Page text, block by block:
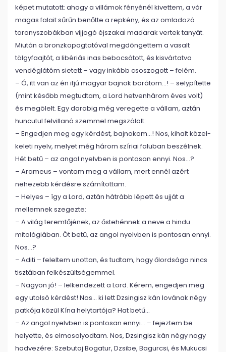
képet mutatott: ahogy a villámok fényénél kivettem, a vár
magas falait sűrűn benőtte a repkény, és az omladozó
toronyszobákban vijjogó éjszakai madarak vertek tanyát.
Miután a bronzkopogtatóval megdöngettem a vasalt
tölgyfaajtót, a libériás inas bebocsátott, és kisvártatva
vendéglátóm sietett – vagy inkább csoszogott – felém.
– Ó, itt van az én ifjú magyar bajnok barátom…! – selypítette
(mint később megtudtam, a Lord hetvenhárom éves volt)
és megölelt. Egy darabig még veregette a vállam, aztán
huncutul felvillanó szemmel megszólalt:
– Engedjen meg egy kérdést, bajnokom…! Nos, kihalt közel-
keleti nyelv, melyet még három szíriai faluban beszélnek.
Hét betű – az angol nyelvben is pontosan ennyi. Nos…?
– Arameus – vontam meg a vállam, mert ennél azért
nehezebb kérdésre számítottam.
– Helyes – így a Lord, aztán hátrább lépett és ujját a
mellemnek szegezte:
– A világ teremtőjének, az őstehénnek a neve a hindu
mitológiában. Öt betű, az angol nyelvben is pontosan ennyi.
Nos…?
– Aditi – feleltem unottan, és tudtam, hogy őlordsága nincs
tisztában felkészültségemmel.
– Nagyon jó! – lelkendezett a Lord. Kérem, engedjen meg
egy utolsó kérdést! Nos… ki lett Dzsingisz kán lovának négy
patkója közül Kína helytartója? Hat betű…
– Az angol nyelvben is pontosan ennyi… – fejeztem be
helyette, és elmosolyodtam. Nos, Dzsingisz kán négy nagy
hadvezére: Szebutaj Bogatur, Dzsibe, Bagurcsi, és Mukucsi